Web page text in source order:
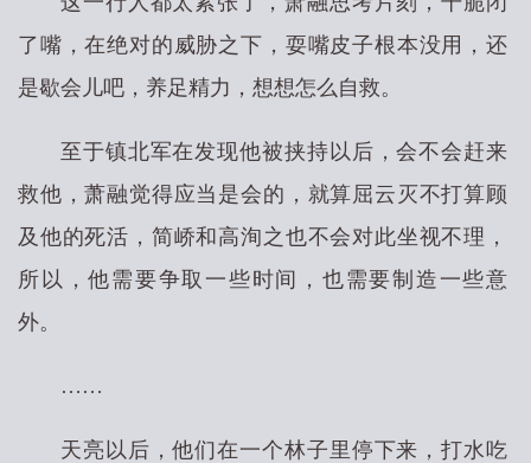
了嘴，在绝对的威胁之下，耍嘴皮子根本没用，还
是歇会儿吧，养足精力，想想怎么自救。
至于镇北军在发现他被挟持以后，会不会赶来
救他，萧融觉得应当是会的，就算屈云灭不打算顾
及他的死活，简峤和高洵之也不会对此坐视不理，
所以，他需要争取一些时间，也需要制造一些意
外。
……
天亮以后，他们在一个林子里停下来，打水吃